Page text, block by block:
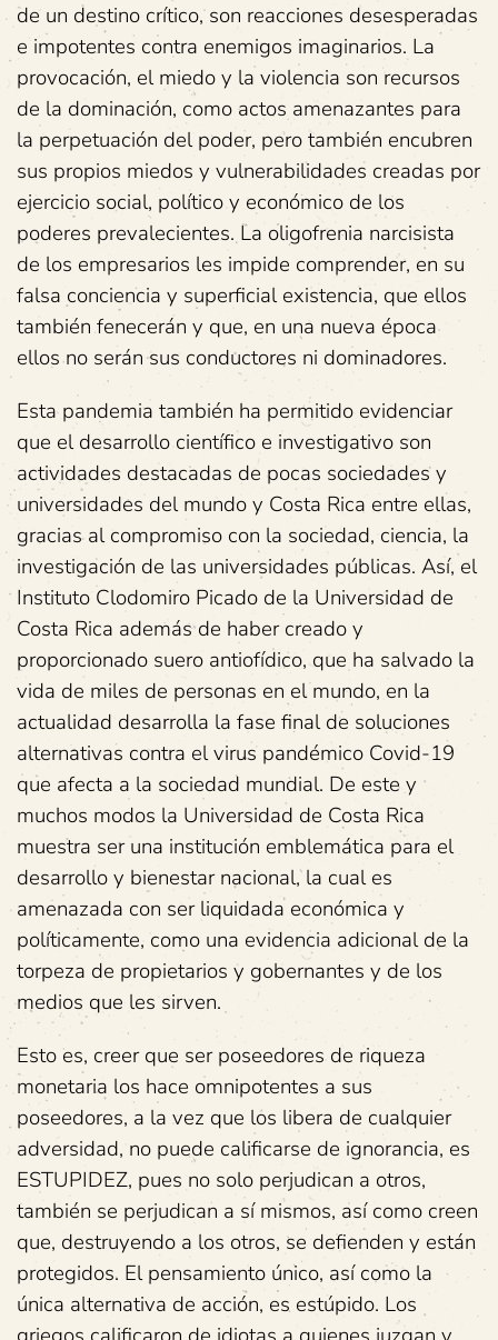
de un destino crítico, son reacciones desesperadas
e impotentes contra enemigos imaginarios. La
provocación, el miedo y la violencia son recursos
de la dominación, como actos amenazantes para
la perpetuación del poder, pero también encubren
sus propios miedos y vulnerabilidades creadas por
ejercicio social, político y económico de los
poderes prevalecientes. La oligofrenia narcisista
de los empresarios les impide comprender, en su
falsa conciencia y superficial existencia, que ellos
también fenecerán y que, en una nueva época
ellos no serán sus conductores ni dominadores.
Esta pandemia también ha permitido evidenciar
que el desarrollo científico e investigativo son
actividades destacadas de pocas sociedades y
universidades del mundo y Costa Rica entre ellas,
gracias al compromiso con la sociedad, ciencia, la
investigación de las universidades públicas. Así, el
Instituto Clodomiro Picado de la Universidad de
Costa Rica además de haber creado y
proporcionado suero antiofídico, que ha salvado la
vida de miles de personas en el mundo, en la
actualidad desarrolla la fase final de soluciones
alternativas contra el virus pandémico Covid-19
que afecta a la sociedad mundial. De este y
muchos modos la Universidad de Costa Rica
muestra ser una institución emblemática para el
desarrollo y bienestar nacional, la cual es
amenazada con ser liquidada económica y
políticamente, como una evidencia adicional de la
torpeza de propietarios y gobernantes y de los
medios que les sirven.
Esto es, creer que ser poseedores de riqueza
monetaria los hace omnipotentes a sus
poseedores, a la vez que los libera de cualquier
adversidad, no puede calificarse de ignorancia, es
ESTUPIDEZ, pues no solo perjudican a otros,
también se perjudican a sí mismos, así como creen
que, destruyendo a los otros, se defienden y están
protegidos. El pensamiento único, así como la
única alternativa de acción, es estúpido. Los